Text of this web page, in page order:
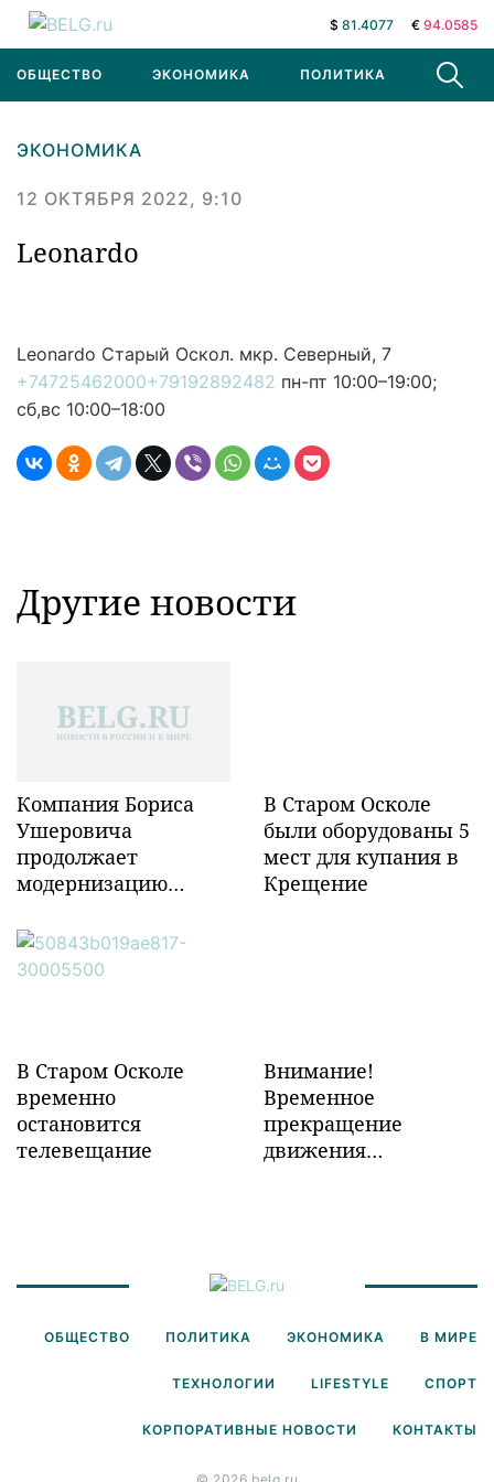
$ 81.4077 € 94.0585
ОБЩЕСТВО ЭКОНОМИКА ПОЛИТИКА В МИРЕ
ЭКОНОМИКА
12 ОКТЯБРЯ 2022, 9:10
Leonardo
Leonardo Старый Оскол. мкр. Северный, 7
+74725462000+79192892482 пн-пт 10:00–19:00;
сб,вс 10:00–18:00
Другие новости
Компания Бориса
Ушеровича
продолжает
модернизацию
инфраструктуры в
Забайкалье
В Старом Осколе
были оборудованы 5
мест для купания в
Крещение
В Старом Осколе
временно
остановится
телевещание
Внимание!
Временное
прекращение
движения
ОБЩЕСТВО ПОЛИТИКА ЭКОНОМИКА В МИРЕ
ТЕХНОЛОГИИ LIFESTYLE СПОРТ
КОРПОРАТИВНЫЕ НОВОСТИ КОНТАКТЫ